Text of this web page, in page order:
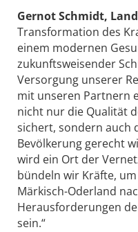
Gernot Schmidt,
Transformation des
einem modernen
zukunftsweisender
Versorgung unserer
mit unseren Partnern
nicht nur die Qualität
sichert, sondern auch
Bevölkerung gerecht
wird ein Ort der
bündeln wir Kräfte,
Märkisch-Oderland
Herausforderungen
sein.“